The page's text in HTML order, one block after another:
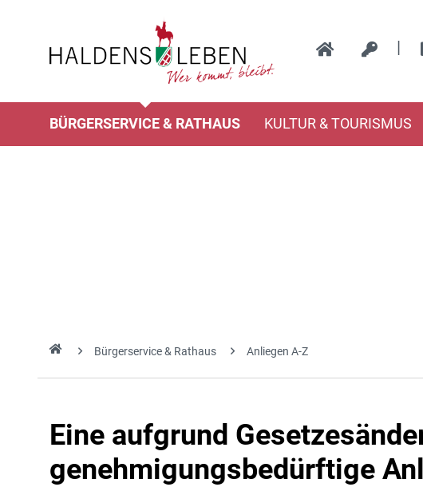
|
BÜRGERSERVICE & RATHAUS KULTUR & TOURISMUS
Bürgerservice & Rathaus Anliegen A-Z
Eine aufgrund
genehmigungsbedürftige